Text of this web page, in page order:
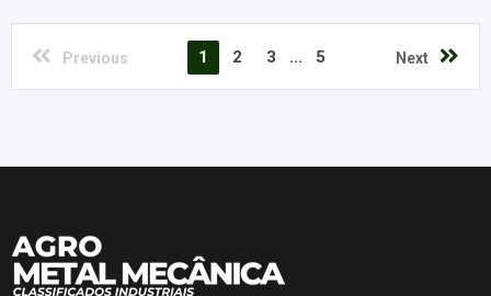
Previous 1 2 3 ... 5 Next